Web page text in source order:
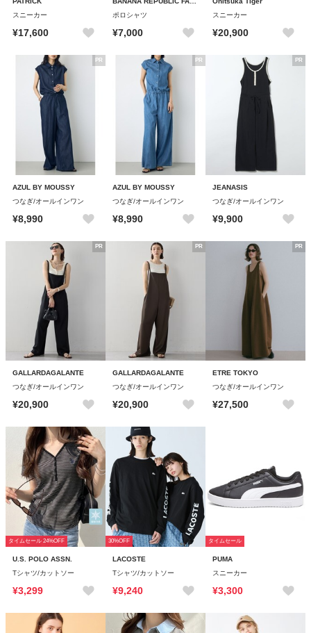
スニーカー
¥17,600
ポロシャツ
¥7,000
スニーカー
¥20,900
PR
AZUL BY MOUSSY
つなぎ/オールインワン
¥8,990
PR
AZUL BY MOUSSY
つなぎ/オールインワン
¥8,990
PR
JEANASIS
つなぎ/オールインワン
¥9,900
PR
GALLARDAGALANTE
つなぎ/オールインワン
¥20,900
PR
GALLARDAGALANTE
つなぎ/オールインワン
¥20,900
PR
ETRE TOKYO
つなぎ/オールインワン
¥27,500
タイムセール 24%OFF
U.S. POLO ASSN.
Tシャツ/カットソー
¥3,299
30%OFF
LACOSTE
Tシャツ/カットソー
¥9,240
タイムセール
PUMA
スニーカー
¥3,300